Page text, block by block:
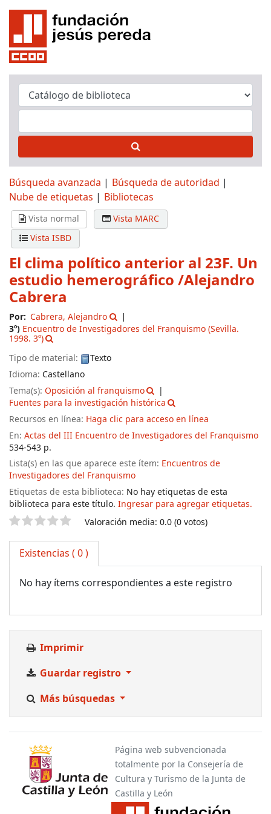
Búsqueda avanzada
Búsqueda de autoridad
Nube de etiquetas
Bibliotecas
Vista normal
Vista MARC
Vista ISBD
El clima político anterior al 23F. Un
estudio hemerográfico/Alejandro
Cabrera
Por: Cabrera, Alejandro
3º) Encuentro de Investigadores del Franquismo(Sevilla.
1998. 3º)
Tipo de material:
Texto
Idioma: Castellano
Tema(s): Oposición al franquismo
Fuentes para la investigación histórica
Recursos en línea: Haga clic para acceso en línea
En: Actas del III Encuentro de Investigadores del Franquismo
534-543 p.
Lista(s) en las que aparece este ítem: Encuentros de
Investigadores del Franquismo
Etiquetas de esta biblioteca: No hay etiquetas de esta
biblioteca para este título. Ingresar para agregar etiquetas.
Valoración Valoración media: 0.0 (0 votos)
Existencias ( 0 )
No hay ítems correspondientes a este registro
Imprimir
Guardar registro
Más búsquedas
Página web subvencionada
totalmente por la Consejería de
Cultura y Turismo de la Junta de
Castilla y León